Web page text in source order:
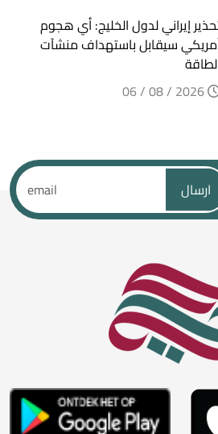
إيراني لدول الخليج: أي هجوم
سيقابل باستهداف منشآت
ارسال